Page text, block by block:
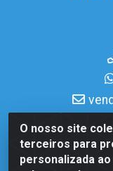
O nosso site
terceiros para
personalizada
Casa Norte
Dix-Sept